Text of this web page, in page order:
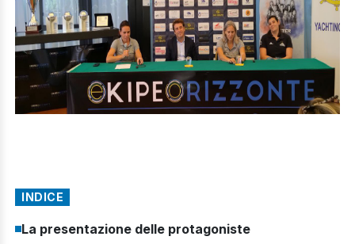
INDICE
La presentazione delle protagoniste